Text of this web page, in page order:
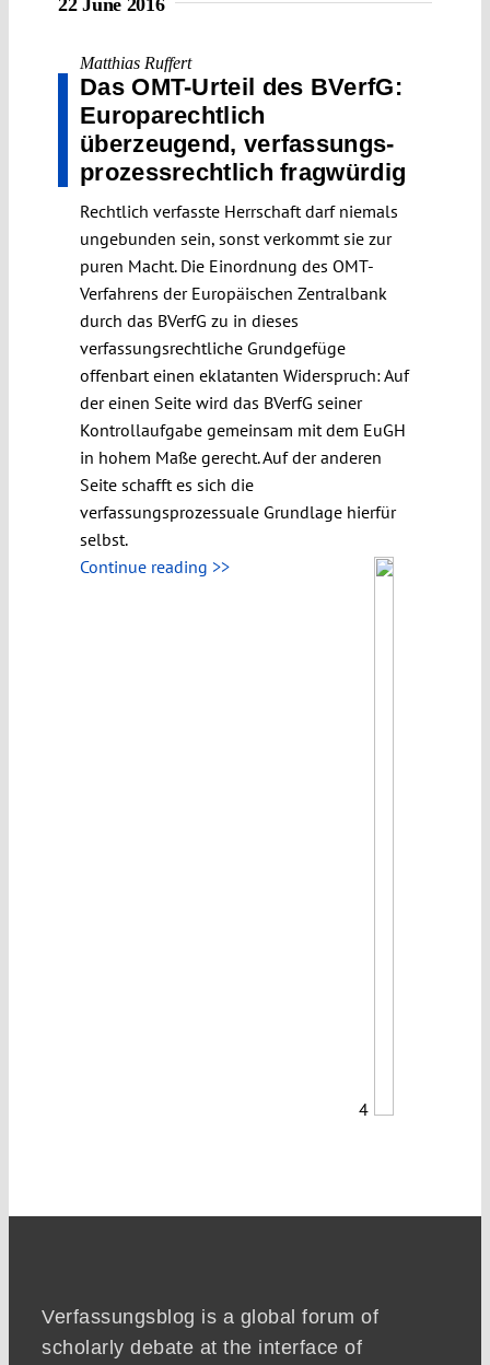
Matthias Ruffert
Das OMT-Urteil des BVerfG:
Europa­rechtlich
überzeugend, verfassungs­
prozess­rechtlich fragwürdig
Rechtlich verfasste Herrschaft darf niemals
ungebunden sein, sonst verkommt sie zur
puren Macht. Die Einordnung des OMT-
Verfahrens der Europäischen Zentralbank
durch das BVerfG zu in dieses
verfassungsrechtliche Grundgefüge
offenbart einen eklatanten Widerspruch: Auf
der einen Seite wird das BVerfG seiner
Kontrollaufgabe gemeinsam mit dem EuGH
in hohem Maße gerecht. Auf der anderen
Seite schafft es sich die
verfassungsprozessuale Grundlage hierfür
selbst.
Continue reading >>
4
Verfassungsblog is a global forum of
scholarly debate at the interface of